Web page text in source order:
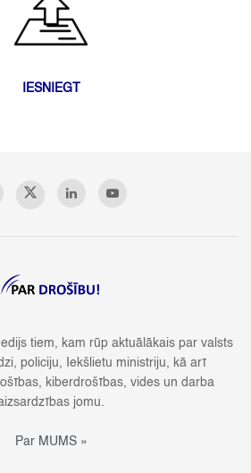
IESNIEGT
tiem, kam rūp aktuālākais par valsts
policiju, Iekšlietu ministriju, kā arī
kiberdrošības, vides un darba
jomu.
Par MUMS »